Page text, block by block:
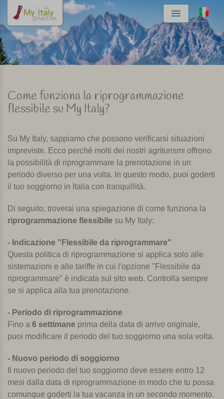
Menu
Come funziona la riprogrammazione
flessibile su My Italy?
Su My Italy, sappiamo che possono verificarsi situazioni
impreviste. Ecco perché molti dei nostri agriturismi offrono
la possibilità di riprogrammare la prenotazione in un
periodo diverso per una volta. In questo modo, puoi goderti
il ​​tuo soggiorno in Italia con tranquillità.
Di seguito, troverai una spiegazione di come funziona la
riprogrammazione flessibile su My Italy:
- Indicazione "Flessibile da riprogrammare"
Questa politica di riprogrammazione si applica solo alle
sistemazioni e alle tariffe in cui l'opzione "Flessibile da
riprogrammare" è indicata sul sito web. Controlla sempre
se si applica alla tua prenotazione.
- Periodo di riprogrammazione
Fino a 6 settimane prima della data di arrivo originale,
puoi modificare il periodo del tuo soggiorno una sola volta.
- Nuovo periodo di soggiorno
Il nuovo periodo del tuo soggiorno deve essere entro 12
mesi dalla data di riprogrammazione in modo che tu possa
comunque goderti la tua vacanza in un secondo momento.